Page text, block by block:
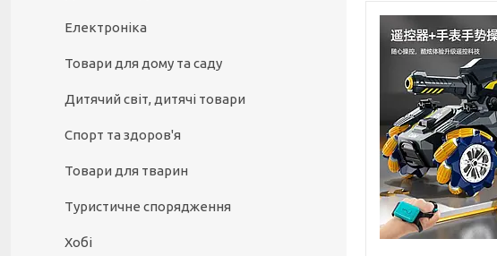
Електроніка
Товари для дому та саду
Дитячий світ, дитячі товари
Спорт та здоров'я
Товари для тварин
Туристичне спорядження
Хобі